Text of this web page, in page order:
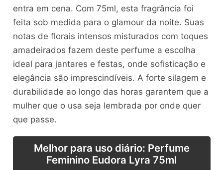
entra em cena. Com 75ml, esta fragrância foi
feita sob medida para o glamour da noite. Suas
notas de florais intensos misturados com toques
amadeirados fazem deste perfume a escolha
ideal para jantares e festas, onde sofisticação e
elegância são imprescindíveis. A forte silagem e
durabilidade ao longo das horas garantem que a
mulher que o usa seja lembrada por onde quer
que passe.
Melhor para uso diário: Perfume
Feminino Eudora Lyra 75ml